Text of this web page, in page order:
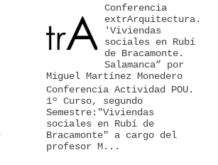
Conferencia
extrArquitectura.
'Viviendas
sociales en Rubí
de Bracamonte.
Salamanca” por
Miguel Martínez Monedero
Conferencia Actividad POU.
1º Curso, segundo
Semestre:"Viviendas
sociales en Rubí de
Bracamonte" a cargo del
profesor M...